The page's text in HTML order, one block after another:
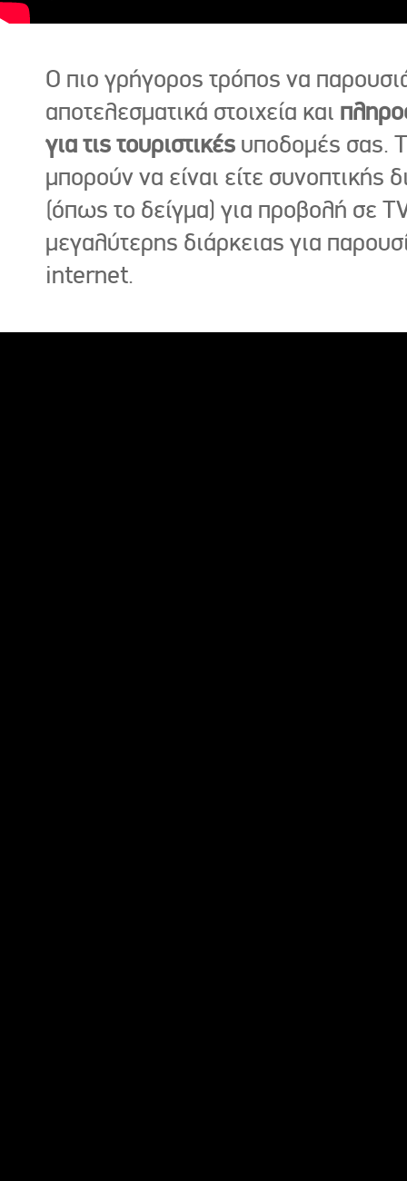
Ο πιο γρήγορος τρόπος να
αποτελεσματικά στοιχεία και
για τις τουριστικές υποδομές σας.
μπορούν να είναι είτε συνοπτικής
(όπως το δείγμα) για προβολή σε
μεγαλύτερης διάρκειας για
internet.